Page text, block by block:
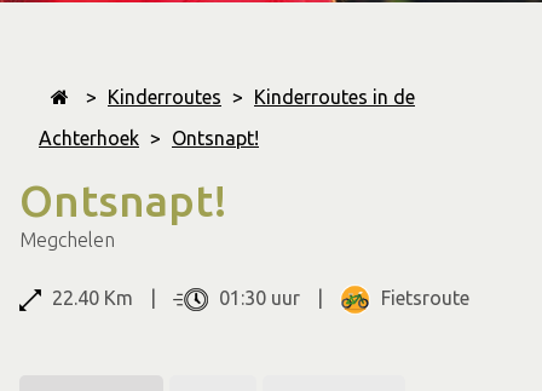
> Kinderroutes >
Kinderroutes in de
Achterhoek > Ontsnapt!
Ontsnapt!
Megchelen
22.40 Km 01:30 uur Fietsroute